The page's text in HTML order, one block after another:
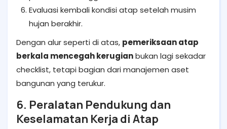
Evaluasi kembali kondisi atap setelah musim
hujan berakhir.
Dengan alur seperti di atas, pemeriksaan atap
berkala mencegah kerugianbukan lagi sekadar
checklist, tetapi bagian dari manajemen aset
bangunan yang terukur.
6. Peralatan Pendukung dan
Keselamatan Kerja di Atap